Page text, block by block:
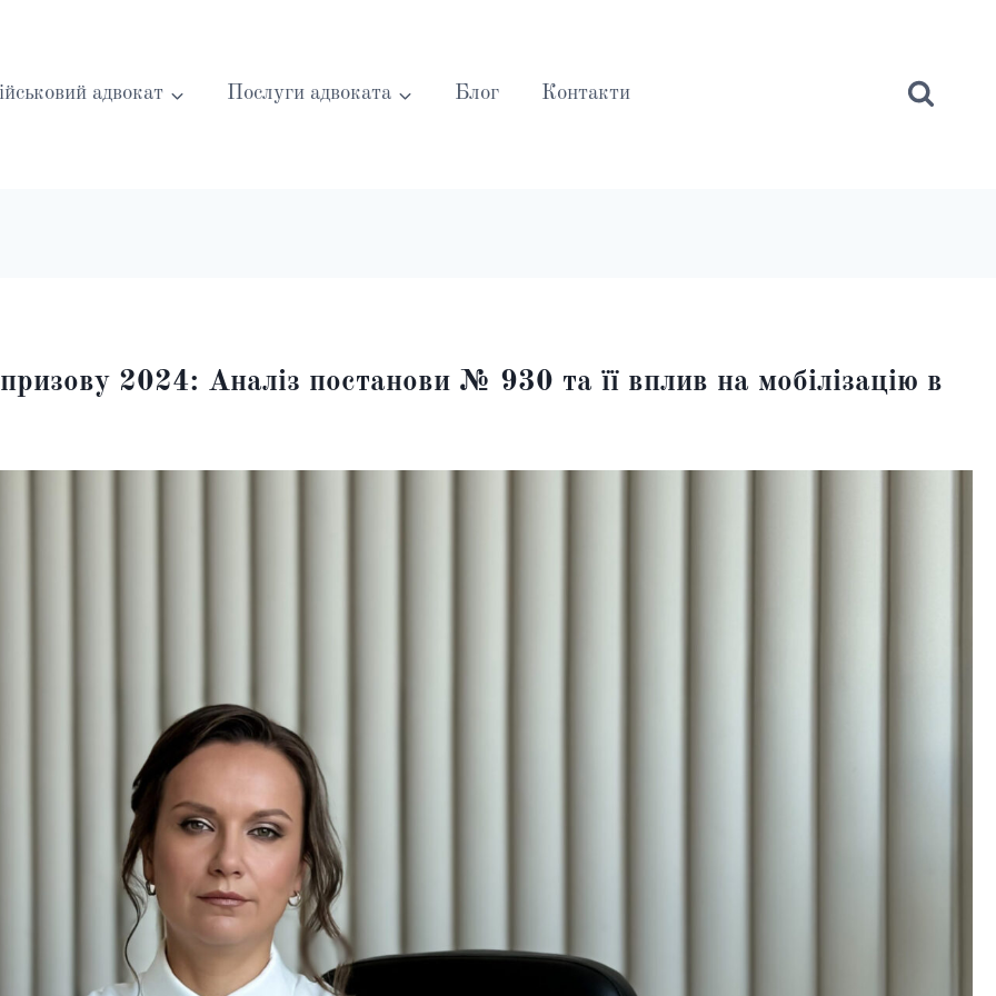
адвокат Послуги адвоката Блог Контакти
2024: Аналіз постанови № 930 та її вплив на мобілізацію в